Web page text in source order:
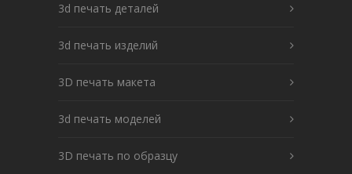
3d печать деталей
3d печать изделий
3D печать макета
3d печать моделей
3D печать по образцу